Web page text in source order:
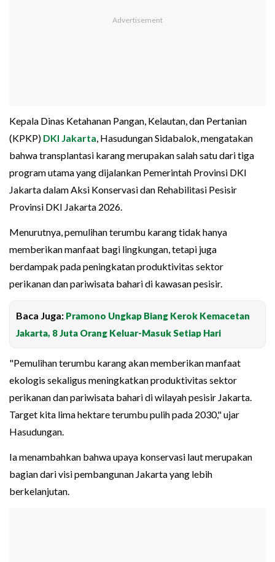
Kepala Dinas Ketahanan Pangan, Kelautan, dan Pertanian
(KPKP) DKI Jakarta , Hasudungan Sidabalok, mengatakan
bahwa transplantasi karang merupakan salah satu dari tiga
program utama yang dijalankan Pemerintah Provinsi DKI
Jakarta dalam Aksi Konservasi dan Rehabilitasi Pesisir
Provinsi DKI Jakarta 2026.
Menurutnya, pemulihan terumbu karang tidak hanya
memberikan manfaat bagi lingkungan, tetapi juga
berdampak pada peningkatan produktivitas sektor
perikanan dan pariwisata bahari di kawasan pesisir.
Baca Juga: Pramono Ungkap Biang Kerok Kemacetan
Jakarta, 8 Juta Orang Keluar-Masuk Setiap Hari
"Pemulihan terumbu karang akan memberikan manfaat
ekologis sekaligus meningkatkan produktivitas sektor
perikanan dan pariwisata bahari di wilayah pesisir Jakarta.
Target kita lima hektare terumbu pulih pada 2030," ujar
Hasudungan.
Ia menambahkan bahwa upaya konservasi laut merupakan
bagian dari visi pembangunan Jakarta yang lebih
berkelanjutan.